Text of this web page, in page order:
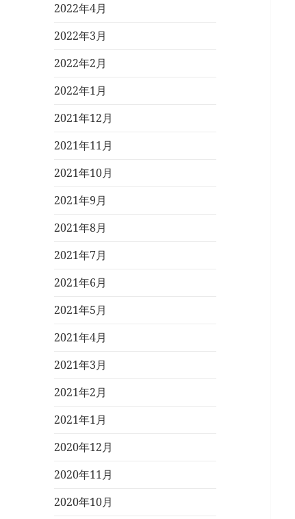
2022年4月
2022年3月
2022年2月
2022年1月
2021年12月
2021年11月
2021年10月
2021年9月
2021年8月
2021年7月
2021年6月
2021年5月
2021年4月
2021年3月
2021年2月
2021年1月
2020年12月
2020年11月
2020年10月